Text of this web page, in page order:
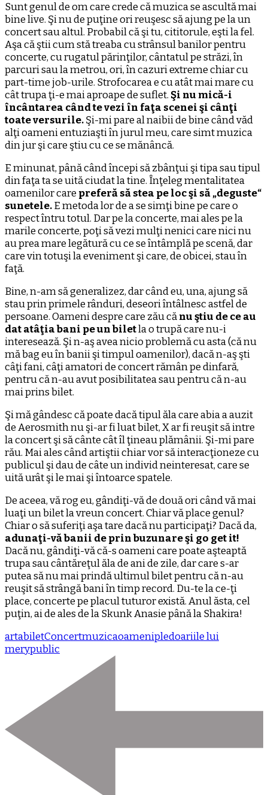
Sunt genul de om care crede că muzica se ascultă mai
bine live. Şi nu de puţine ori reuşesc să ajung pe la un
concert sau altul. Probabil că şi tu, cititorule, eşti la fel.
Aşa că ştii cum stă treaba cu strânsul banilor pentru
concerte, cu rugatul părinţilor, cântatul pe străzi, în
parcuri sau la metrou, ori, în cazuri extreme chiar cu
part-time job-urile. Strofocarea e cu atât mai mare cu
cât trupa ţi-e mai aproape de suflet. Şi nu mică-i
încântarea când te vezi în faţa scenei şi cânţi
toate versurile.Şi-mi pare al naibii de bine când văd
alţi oameni entuziaşti în jurul meu, care simt muzica
din jur şi care ştiu cu ce se mănâncă.
E minunat, până când începi să zbânţui şi tipa sau tipul
din faţa ta se uită ciudat la tine. Înţeleg mentalitatea
oamenilor care preferă să stea pe loc şi să „deguste“
sunetele.E metoda lor de a se simţi bine pe care o
respect întru totul. Dar pe la concerte, mai ales pe la
marile concerte, poţi să vezi mulţi nenici care nici nu
au prea mare legătură cu ce se întâmplă pe scenă, dar
care vin totuşi la eveniment şi care, de obicei, stau în
faţă.
Bine, n-am să generalizez, dar când eu, una, ajung să
stau prin primele rânduri, deseori întâlnesc astfel de
persoane. Oameni despre care zău cănu ştiu de ce au
dat atâţia bani pe un biletla o trupă care nu-i
interesează. Şi n-aş avea nicio problemă cu asta (că nu
mă bag eu în banii şi timpul oamenilor), dacă n-aş şti
câţi fani, câţi amatori de concert rămân pe dinfară,
pentru că n-au avut posibilitatea sau pentru că n-au
mai prins bilet.
Şi mă gândesc că poate dacă tipul ăla care abia a auzit
de Aerosmith nu şi-ar fi luat bilet, X ar fi reuşit să intre
la concert şi să cânte cât îl ţineau plămânii. Şi-mi pare
rău. Mai ales când artiştii chiar vor să interacţioneze cu
publicul şi dau de câte un individ neinteresat, care se
uită urât şi le mai şi întoarce spatele.
De aceea, vă rog eu, gândiţi-vă de două ori când vă mai
luaţi un bilet la vreun concert. Chiar vă place genul?
Chiar o să suferiţi aşa tare dacă nu participaţi? Dacă da,
adunaţi-vă banii de prin buzunare şi go get it!
Dacă nu, gândiţi-vă că-s oameni care poate aşteaptă
trupa sau cântăreţul ăla de ani de zile, dar care s-ar
putea să nu mai prindă ultimul bilet pentru că n-au
reuşit să strângă bani în timp record. Du-te la ce-ţi
place, concerte pe placul tuturor există. Anul ăsta, cel
puţin, ai de ales de la Skunk Anasie până la Shakira!
artabiletConcertmuzicaoamenipledoariile lui
merypublic